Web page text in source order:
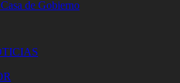
de Gobierno